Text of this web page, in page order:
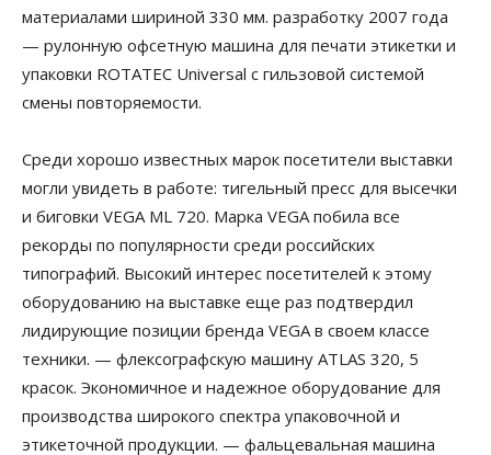
материалами шириной 330 мм. разработку 2007 года
— рулонную офсетную машина для печати этикетки и
упаковки ROTATEC Universal с гильзовой системой
смены повторяемости.
Среди хорошо известных марок посетители выставки
могли увидеть в работе: тигельный пресс для высечки
и биговки VEGA ML 720. Марка VEGA побила все
рекорды по популярности среди российских
типографий. Высокий интерес посетителей к этому
оборудованию на выставке еще раз подтвердил
лидирующие позиции бренда VEGA в своем классе
техники. — флексографскую машину ATLAS 320, 5
красок. Экономичное и надежное оборудование для
производства широкого спектра упаковочной и
этикеточной продукции. — фальцевальная машина